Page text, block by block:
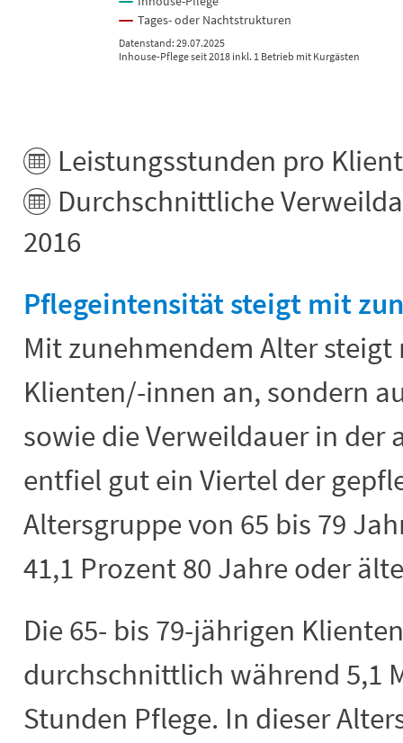
Datenstand: 29.07.2025
Inhouse-Pflege seit 2018 inkl. 1 Betrieb mit Kurgästen
Tages- oder Nachtstrukturen
Leistungsstunden pro
Durchschnittliche
2016
Pflegeintensität steigt mit
Mit zunehmendem Alter
Klienten/-innen an, sondern
sowie die Verweildauer in der
entfiel gut ein Viertel der
Altersgruppe von 65 bis 79
41,1 Prozent 80 Jahre oder
Die 65- bis 79-jährigen
durchschnittlich während 5,1
Stunden Pflege. In dieser